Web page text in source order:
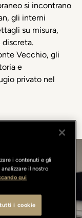
si incontrano
gli interni
su misura,
discreta.
Vecchio, gli
e
privato nel
i contenuti e gli
il nostro
qui
i cookie